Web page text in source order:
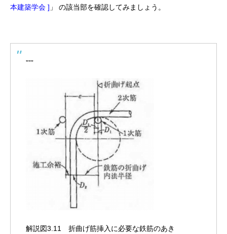
本建築学会 ] 」 の該当部を確認してみましょう。
”””
解説図3.11 折曲げ筋挿入に必要な鉄筋のあき